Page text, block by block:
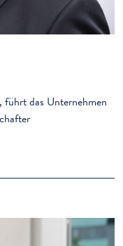
führt das Unternehmen